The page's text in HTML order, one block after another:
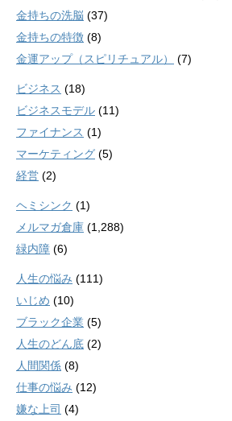
金持ちの洗脳 (37)
金持ちの特徴 (8)
金運アップ（スピリチュアル）
(7)
ビジネス (18)
ビジネスモデル (11)
ファイナンス (1)
マーケティング (5)
経営 (2)
ヘミシンク (1)
メルマガ倉庫 (1,288)
緑内障 (6)
人生の悩み (111)
いじめ (10)
ブラック企業 (5)
人生のどん底 (2)
人間関係 (8)
仕事の悩み (12)
嫌な上司 (4)